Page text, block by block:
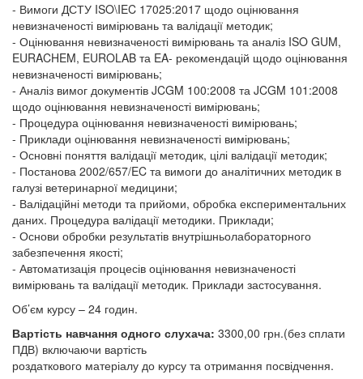
- Вимоги ДСТУ ISO\IEC 17025:2017 щодо оцінювання
невизначеності вимірювань та валідації методик;
- Оцінювання невизначеності вимірювань та аналіз ISO GUM,
EURACHEM, EUROLAB та EA- рекомендацій щодо оцінювання
невизначеності вимірювань;
- Аналіз вимог документів JCGM 100:2008 та JCGM 101:2008
щодо оцінювання невизначеності вимірювань;
- Процедура оцінювання невизначеності вимірювань;
- Приклади оцінювання невизначеності вимірювань;
- Основні поняття валідації методик, цілі валідації методик;
- Постанова 2002/657/EC та вимоги до аналітичних методик в
галузі ветеринарної медицини;
- Валідаційні методи та прийоми, обробка експериментальних
даних. Процедура валідації методики. Приклади;
- Основи обробки результатів внутрішньолабораторного
забезпечення якості;
- Автоматизація процесів оцінювання невизначеності
вимірювань та валідації методик. Приклади застосування.
Об’єм курсу – 24 годин.
Вартість навчання одного слухача: 3300,00 грн.(без сплати
ПДВ) включаючи вартість
роздаткового матеріалу до курсу та отримання посвідчення.